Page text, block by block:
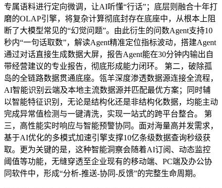
专属语料进行定向微调，让AI听懂“行话”；底层则融合十年打
磨的OLAP引擎，将复杂计算彻底封存在底座中，从根本上阻
断了大模型常见的“幻觉问题”。由此衍生的问数Agent支持10
秒内“一句话取数”，解读Agent精准定位指标波动，搭建Agent
通过对话直接生成数据大屏，报告Agent能在30分钟内输出自
带经营建议的专业报告，彻底形成能力闭环。 第二，破除孤
岛的全链路数据贯通底座。瓴羊深度渗透数据源连接全流程，
AI智能识别云端及本地主流数据源并匹配最优方案；同时辅
以智能特征识别，无论是结构化还是非结构化数据，均能主动
完成异常值检测与一键清洗，实现一站式的跨平台整合。 第
三，高性能实时响应与智能预警协同。面对海量高并发需求，
基于AI优化的多模式加速引擎支撑10亿条级数据查询秒级获
取。更为关键的是，这种智能洞察会随着AI订阅、动态监控
阈值等功能，无缝穿透至企业现有的移动端、PC端及办公协
同软件中，形成“分析-推送-协同-反馈”的完整生命周期。